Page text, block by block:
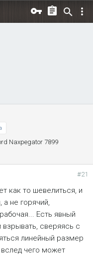
Naxpegator 7899
#21
как то шевелиться, и
а не горячий,
Есть явный
взрывать, сверяясь с
линейный размер
чего может